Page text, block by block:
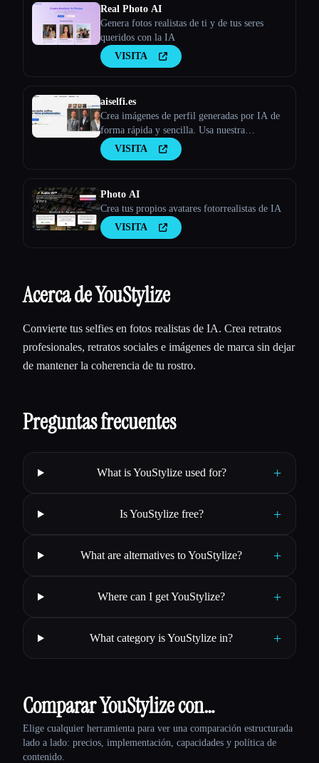
Real Photo AI
Genera fotos realistas de ti y de tus seres
queridos con la IA
VISITA
aiselfi.es
Crea imágenes de perfil generadas por IA de
forma rápida y sencilla. Usa nuestra
herramienta para crear imágenes de perfil de
IA personalizadas y gratuitas en cuestión de
VISITA
Photo AI
Crea tus propios avatares fotorrealistas de IA
VISITA
Acerca de YouStylize
Convierte tus selfies en fotos realistas de IA. Crea retratos
profesionales, retratos sociales e imágenes de marca sin dejar
de mantener la coherencia de tu rostro.
Preguntas frecuentes
What is YouStylize used for? +
Is YouStylize free? +
What are alternatives to YouStylize? +
Where can I get YouStylize? +
What category is YouStylize in? +
Comparar YouStylize con…
Elige cualquier herramienta para ver una comparación estructurada
lado a lado: precios, implementación, capacidades y política de
contenido.